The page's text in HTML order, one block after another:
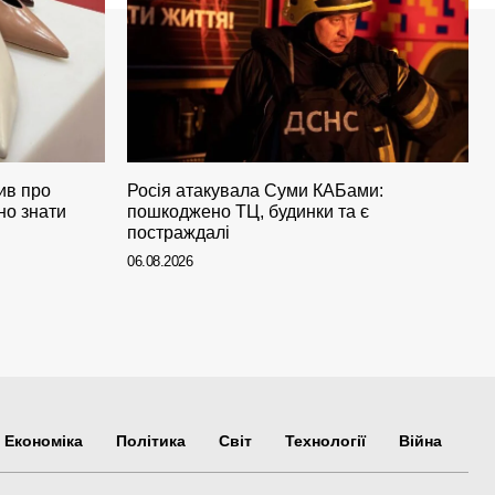
про
знати
Росія атакувала Суми КАБами:
пошкоджено ТЦ, будинки та є
постраждалі
06.08.2026
Економіка Політика Світ Технології Війна